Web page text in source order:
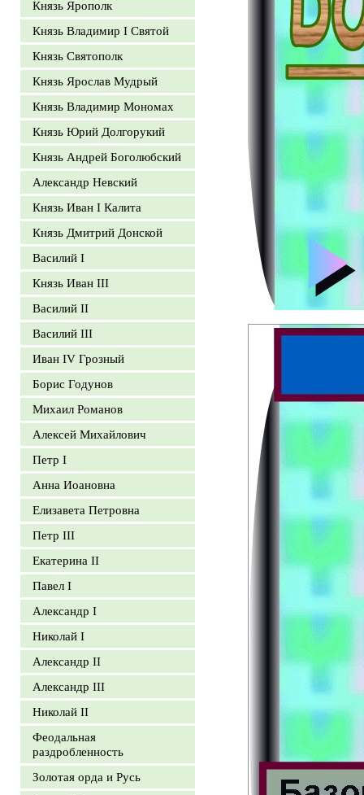
Князь Ярополк
Князь Владимир I Святой
Князь Святополк
Князь Ярослав Мудрый
Князь Владимир Мономах
Князь Юрий Долгорукий
Князь Андрей Боголюбский
Александр Невский
Князь Иван I Калита
Князь Дмитрий Донской
Василий I
Князь Иван III
Василий II
Василий III
Иван IV Грозный
Борис Годунов
Михаил Романов
Алексей Михайлович
Петр I
Анна Иоановна
Елизавета Петровна
Петр III
Екатерина II
Павел I
Александр I
Николай I
Александр II
Александр III
Николай II
Феодальная
раздробленность
Золотая орда и Русь